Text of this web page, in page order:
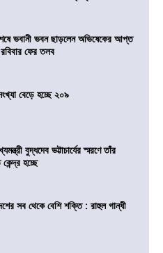
ভবানী ভবন ছাড়লেন অভিষেকের আপ্ত
ফের তলব
বেড়ে হচ্ছে ২০৯
বুদ্ধদেব ভট্টাচার্যের স্মরণে তাঁর
হচ্ছে
সব থেকে বেশি শক্তি : রাহুল গান্ধী